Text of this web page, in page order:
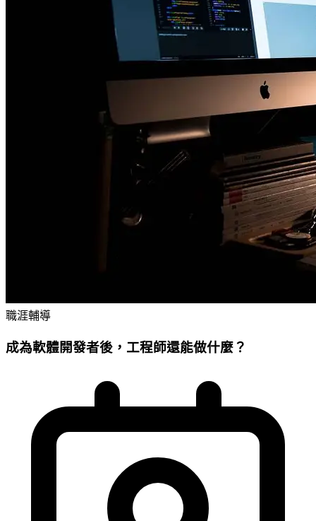
職涯輔導
成為軟體開發者後，工程師還能做什麼？